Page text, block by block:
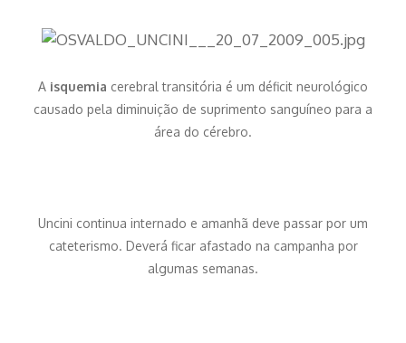
A isquemia cerebral transitória é um déficit neurológico
causado pela diminuição de suprimento sanguíneo para a
área do cérebro.
Uncini continua internado e amanhã deve passar por um
cateterismo. Deverá ficar afastado na campanha por
algumas semanas.